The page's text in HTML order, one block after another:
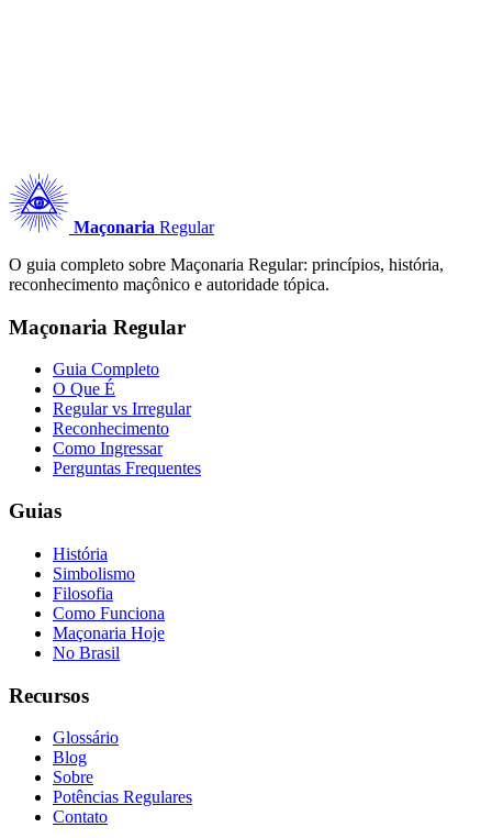
Maçonaria Regular
O guia completo sobre Maçonaria Regular: princípios, história,
reconhecimento maçônico e autoridade tópica.
Maçonaria Regular
Guia Completo
O Que É
Regular vs Irregular
Reconhecimento
Como Ingressar
Perguntas Frequentes
Guias
História
Simbolismo
Filosofia
Como Funciona
Maçonaria Hoje
No Brasil
Recursos
Glossário
Blog
Sobre
Potências Regulares
Contato